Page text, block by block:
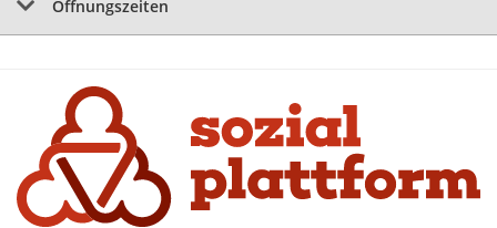
Öffnungszeiten